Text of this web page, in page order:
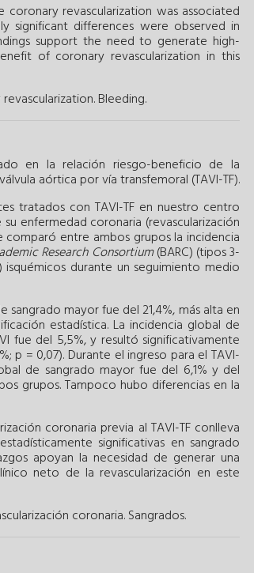
revascularization was associated
significant differences were observed in
support the need to generate high-
of coronary revascularization in this
Bleeding.
en la relación riesgo-beneficio de la
aórtica por vía transfemoral (TAVI-TF).
tratados con TAVI-TF en nuestro centro
enfermedad coronaria (revascularización
entre ambos grupos la incidencia
Research Consortium(BARC) (tipos 3-
durante un seguimiento medio
mayor fue del 21,4%, más alta en
estadística. La incidencia global de
fue del 5,5%, y resultó significativamente
p = 0,07). Durante el ingreso para el TAVI-
de sangrado mayor fue del 6,1% y del
grupos. Tampoco hubo diferencias en la
coronaria previa al TAVI-TF conlleva
significativas en sangrado
apoyan la necesidad de generar una
neto de la revascularización en este
coronaria.Sangrados.